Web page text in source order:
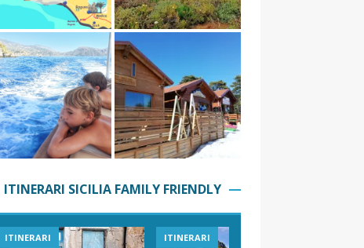
ITINERARI SICILIA FAMILY FRIENDLY
ITINERARI ITINERARI